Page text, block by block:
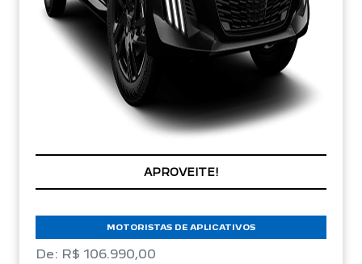
CONDIÇÃO IMPERDÍVEL
APROVEITE!
MOTORISTAS DE APLICATIVOS
De: R$ 106.990,00